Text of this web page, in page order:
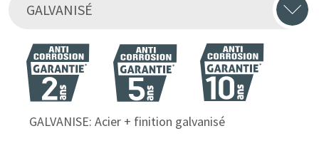
GALVANISÉ
GALVANISE: Acier + finition galvanisé